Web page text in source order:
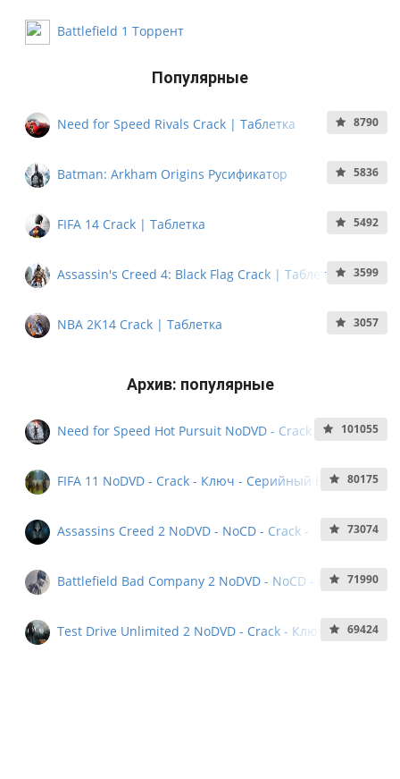
Battlefield 1 Торрент
Популярные
Need for Speed Rivals Crack | Таблетка 8790
Batman: Arkham Origins Русификатор 5836
FIFA 14 Crack | Таблетка 5492
Assassin's Creed 4: Black Flag Crack | Таблетка 3599
NBA 2K14 Crack | Таблетка 3057
Архив: популярные
Need for Speed Hot Pursuit NoDVD - Crack - Ключ -
101055
FIFA 11 NoDVD - Crack - Ключ - Серийный Номер -80175
Assassins Creed 2 NoDVD - NoCD - Crack -
73074
Battlefield Bad Company 2 NoDVD - NoCD - Crack -71990
Test Drive Unlimited 2 NoDVD - Crack - Ключ -
69424